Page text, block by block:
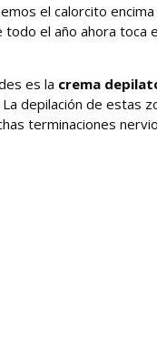
el calorcito
todo el año ahora toca
es la crema
La depilación de estas
terminaciones